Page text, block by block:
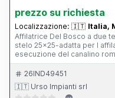
prezzo su richiesta
Localizzazione: 🇮🇹 Italia,
Affilatrice Del Bosco a due teste per utensili monotaglienti con
stelo 25x25-adatta per l
esecuzione del canalino
dell apparecchio per l
26IND49451
🇮🇹 Urso Impianti srl